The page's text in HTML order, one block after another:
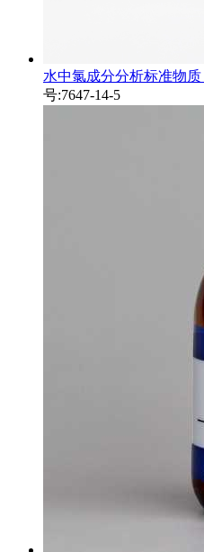
水中氯成分分析标准物质
号:7647-14-5